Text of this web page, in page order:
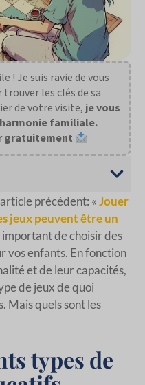
! Je suis ravie de vous
les clés de sa
de votre visite, je vous
familiale.
gratuitement
précédent: «Jouer
jeux peuvent être un
important de choisir des
vos enfants. En fonction
et de leur capacités,
de jeux de quoi
Mais quels sont les
types de